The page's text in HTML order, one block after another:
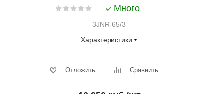
Много
3JNR-65/3
Характеристики
Отложить Сравнить